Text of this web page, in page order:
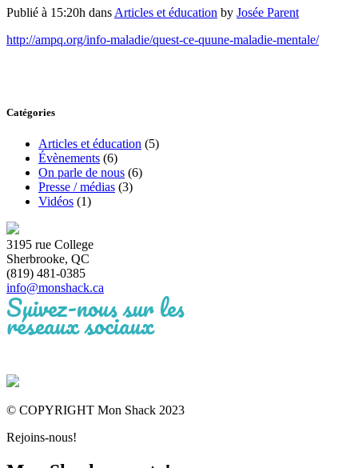
Publié à 15:20h dans Articles et éducation by Josée Parent
http://ampq.org/info-maladie/quest-ce-quune-maladie-mentale/
Catégories
Articles et éducation (5)
Évènements (6)
On parle de nous (6)
Presse / médias (3)
Vidéos (1)
3195 rue College
Sherbrooke, QC
(819) 481-0385
info@monshack.ca
Suivez-nous sur les
réseaux sociaux
© COPYRIGHT Mon Shack 2023
Rejoins-nous!